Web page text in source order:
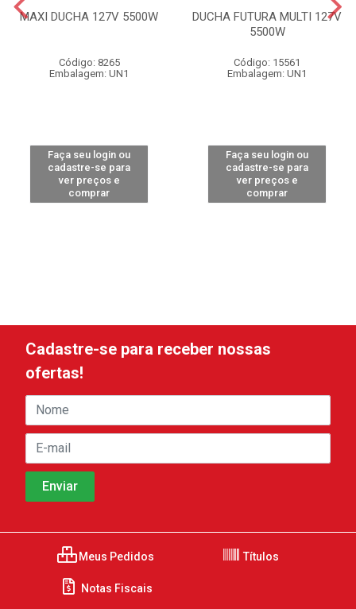
MAXI DUCHA 127V 5500W
Código: 8265
Embalagem: UN1
Faça seu login ou
cadastre-se para
ver preços e
comprar
DUCHA FUTURA MULTI 127V
5500W
Código: 15561
Embalagem: UN1
Faça seu login ou
cadastre-se para
ver preços e
comprar
Cadastre-se para receber nossas
ofertas!
Meus Pedidos Títulos
Notas Fiscais